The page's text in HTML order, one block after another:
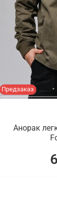
Предзаказ
Анорак